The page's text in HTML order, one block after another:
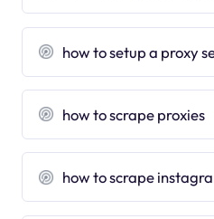
how to setup a proxy
how to scrape proxies
how to scrape